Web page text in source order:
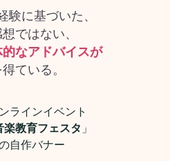
験に基づいた、
ではない、
なアドバイスが
ている。
ラインイベント
楽教育フェスタ 」
自作バナー